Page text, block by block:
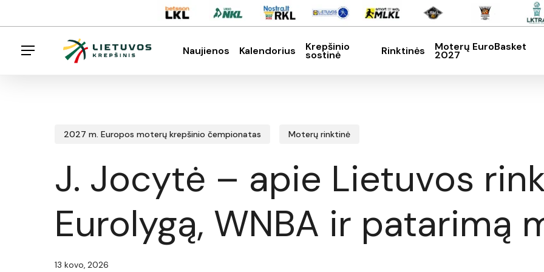
to
Menu
Naujienos Kalendorius Krepšinio
sostinė Rinktinės Moterų EuroBasket
2027
2027 m. Europos moterų krepšinio čempionatas Moterų rinktinė
J. Jocytė – apie Lietuvos
Eurolygą, WNBA ir patarimą
13 kovo, 2026